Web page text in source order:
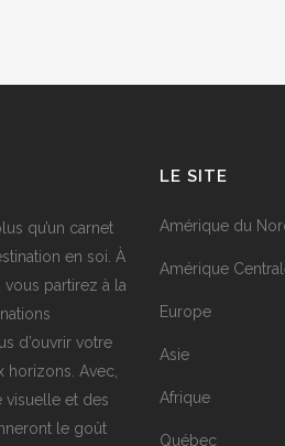
qu’un carnet
en soi. À
partirez à la
d’ouvrir votre
horizons. Avec,
visuelle et des
le goût
LE SITE
Amérique du
Amérique
Europe
Asie
Afrique
Québec